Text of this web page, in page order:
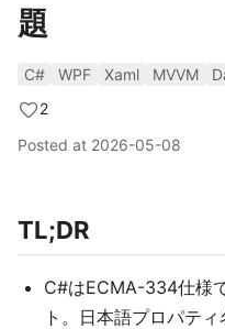
題
C# WPF Xaml MVVM
2
Posted at 2026-05-08
TL;DR
C#はECMA-334仕様
ト。日本語プロパテ